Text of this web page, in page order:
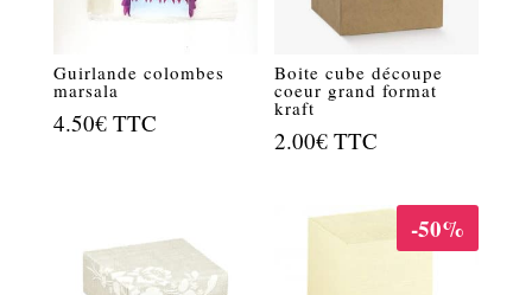
Guirlande colombes
marsala
4.50€ TTC
Boite cube découpe
coeur grand format
kraft
2.00€ TTC
-50%